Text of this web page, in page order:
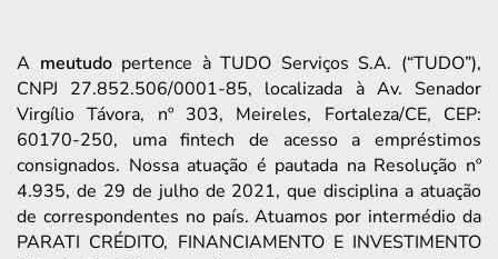
A meutudopertence à TUDO Serviços S.A. (“TUDO”),
CNPJ 27.852.506/0001-85, localizada à Av. Senador
Virgílio Távora, nº 303, Meireles, Fortaleza/CE, CEP:
60170-250, uma fintech de acesso a empréstimos
consignados. Nossa atuação é pautada na Resolução nº
4.935, de 29 de julho de 2021, que disciplina a atuação
de correspondentes no país. Atuamos por intermédio da
PARATI CRÉDITO, FINANCIAMENTO E INVESTIMENTO